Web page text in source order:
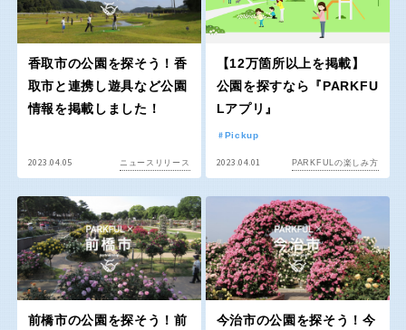
岐阜 静岡
愛知
三重 滋賀
京都 大阪
香取市の公園を探そう！香
取市と連携し遊具など公園
情報を掲載しました！
2023.04.05 ニュースリリース
【12万箇所以上を掲載】
公園を探すなら『PARKFU
Lアプリ』
Pickup
2023.04.01 PARKFULの楽しみ方
前橋市の公園を探そう！前
今治市の公園を探そう！今